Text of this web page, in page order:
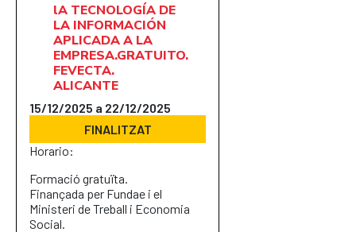
lA TECNOLOGÍA DE
LA INFORMACIÓN
APLICADA A LA
EMPRESA.GRATUITO.
FEVECTA.
ALICANTE
15/12/2025 a 22/12/2025
FINALITZAT
Horario:
Formació gratuïta.
Finançada per Fundae i el
Ministeri de Treball i Economia
Social.